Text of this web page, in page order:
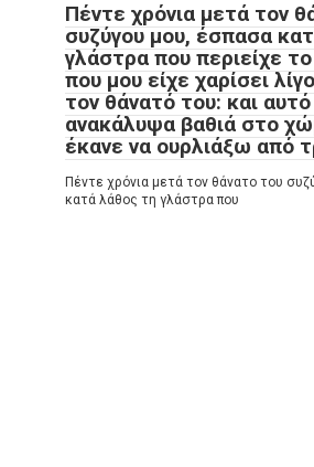
Πέντε χρόνια μετά τον
συζύγου μου, έσπασα
γλάστρα που περιείχε
που μου είχε χαρίσει
τον θάνατό του: και
ανακάλυψα βαθιά στο
έκανε να ουρλιάξω από
Πέντε χρόνια μετά τον θάνατο του
κατά λάθος τη γλάστρα που